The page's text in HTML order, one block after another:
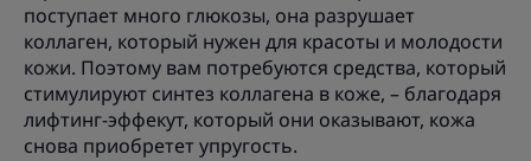
поступает много глюкозы, она разрушает
коллаген, который нужен для красоты и молодости
кожи. Поэтому вам потребуются средства, который
стимулируют синтез коллагена в коже, – благодаря
лифтинг-эффекут, который они оказывают, кожа
снова приобретет упругость.